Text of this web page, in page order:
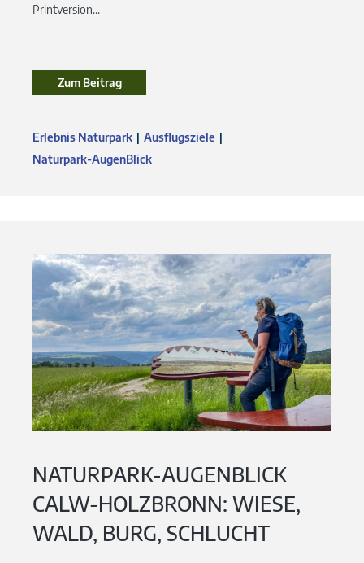
Printversion...
Zum Beitrag
Erlebnis Naturpark
Ausflugsziele
Naturpark-AugenBlick
NATURPARK-AUGENBLICK
CALW-HOLZBRONN: WIESE,
WALD, BURG, SCHLUCHT